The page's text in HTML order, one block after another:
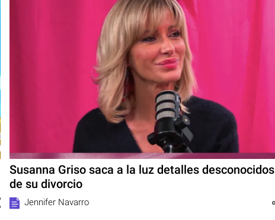
Susanna Griso saca a la luz detalles desconocidos
de su divorcio
Jennifer Navarro